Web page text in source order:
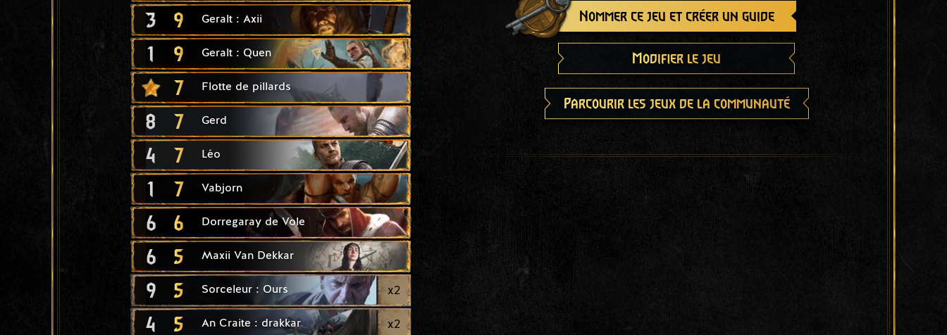
3 9 Geralt : Axii
1 9 Geralt : Quen
7 Flotte de pillards
8 7 Gerd
4 7 Léo
1 7 Vabjorn
6 6 Dorregaray de Vole
6 5 Maxii Van Dekkar
9 5 Sorceleur : Ours x2
4 5 An Craite : drakkar x2
Nommer ce jeu et créer un guide
Modifier le jeu
Parcourir les jeux de la communauté